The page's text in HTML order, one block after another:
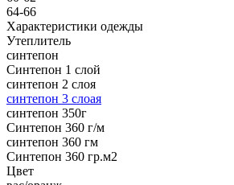
64-66
Характеристики одежды
Утеплитель
синтепон
Синтепон 1 слой
синтепон 2 слоя
синтепон 3 слоая
синтепон 350г
Синтепон 360 г/м
синтепон 360 гм
Синтепон 360 гр.м2
Цвет